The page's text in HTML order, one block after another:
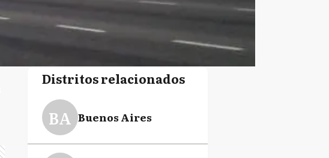
Distritos relacionados
BA Buenos Aires